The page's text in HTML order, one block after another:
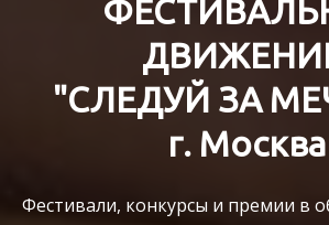
"СЛЕДУЙ ЗА
г. Москва
Фестивали, конкурсы и премии в